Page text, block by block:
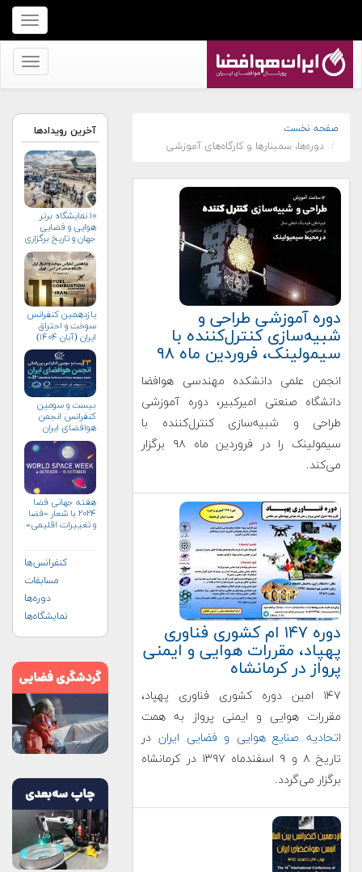
برای
نمایش
منو
برای
کنید
صفحه نخست
دوره‌ها، سمینارها و کارگاه‌های آموزشی
دوره آموزشی طراحی و
شبیه‌سازی کنترل‌کننده با
سیمولینک، فروردین ‌ماه ۹۸
انجمن علمی دانشکده مهندسی هوافضا
دانشگاه صنعتی امیرکبیر، دوره آموزشی
طراحی و شبیه‌سازی کنترل‌کننده با
سیمولینک را در فروردین ‌ماه ۹۸ برگزار
می‌کند.
دوره ۱۴۷ ام کشوری فناوری
پهپاد، مقررات هوایی و ایمنی
پرواز در کرمانشاه
۱۴۷ امین دوره کشوری فناوری پهپاد،
مقررات هوایی و ایمنی پرواز به همت
اتحادیه صنایع هوایی و فضایی ایران در
تاریخ ۸ و ۹ اسفندماه ۱۳۹۷ در کرمانشاه
برگزار می‌گردد.
آخرین رویدادها
۱۰ نمایشگاه برتر
هوایی و فضایی
جهان و تاریخ برگزاری
آن‌ها
یازدهمین کنفرانس
سوخت و احتراق
ایران (آبان‌ ۱۴۰۴)
بیست و سومین
کنفرانس انجمن
هوافضای ايران
هفته جهانی فضا
۲۰۲۴ با شعار «فضا
و تغییرات اقلیمی»
کنفرانس‌ها
مسابقات
دوره‌ها
نمایشگاه‌ها